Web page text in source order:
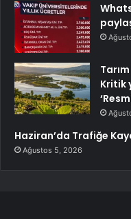
Kritik
Haziran’da Trafiğe
Ağustos 5, 2026